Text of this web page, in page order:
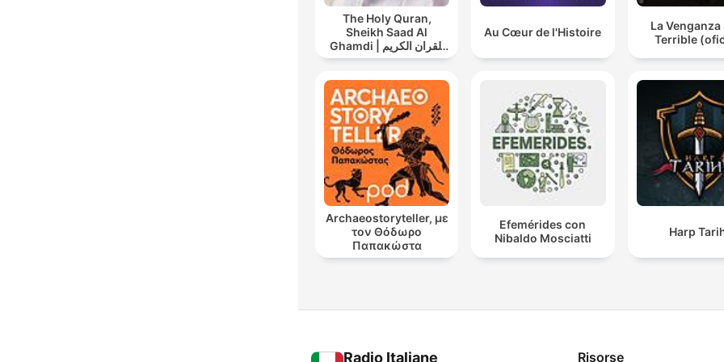
The Holy Quran,
Sheikh Saad Al
Ghamdi | القران الكريم
سعد الغامدي
Au Cœur de l'Histoire
La Venganza
Terrible
Archaeostoryteller, με
τον Θόδωρο
Παπακώστα
Efemérides con
Nibaldo Mosciatti
Harp
Radio Italiane Risorse